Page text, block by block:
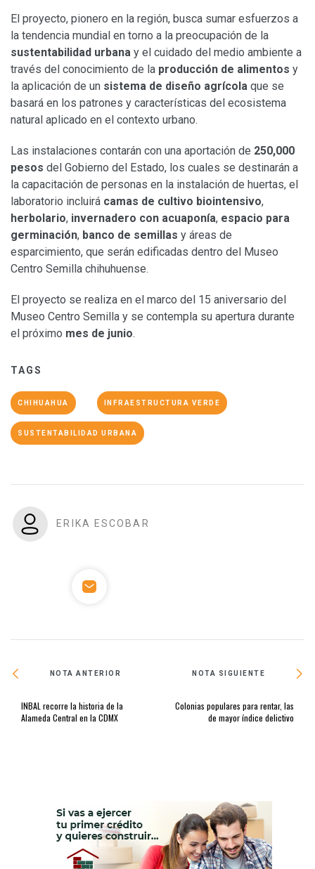
El proyecto, pionero en la región, busca sumar esfuerzos a
la tendencia mundial en torno a la preocupación de la
sustentabilidad urbana y el cuidado del medio ambiente a
través del conocimiento de la producción de alimentos y
la aplicación de un sistema de diseño agrícola que se
basará en los patrones y características del ecosistema
natural aplicado en el contexto urbano.
Las instalaciones contarán con una aportación de 250,000
pesos del Gobierno del Estado, los cuales se destinarán a
la capacitación de personas en la instalación de huertas, el
laboratorio incluirá camas de cultivo biointensivo,
herbolario, invernadero con acuaponía, espacio para
germinación, banco de semillas y áreas de
esparcimiento, que serán edificadas dentro del Museo
Centro Semilla chihuhuense.
El proyecto se realiza en el marco del 15 aniversario del
Museo Centro Semilla y se contempla su apertura durante
el próximo mes de junio.
TAGS
CHIHUAHUA INFRAESTRUCTURA VERDE
SUSTENTABILIDAD URBANA
ERIKA ESCOBAR
NOTA ANTERIOR
INBAL recorre la historia de la
Alameda Central en la CDMX
NOTA SIGUIENTE
Colonias populares para rentar, las
de mayor índice delictivo